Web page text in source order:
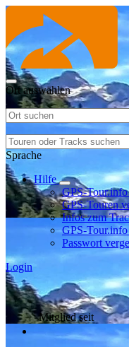
Ort auswählen
Sprache
Hilfe
GPS-
GPS-Touren
Infos zum
GPS-
Passwort
Login
Mitglied seit